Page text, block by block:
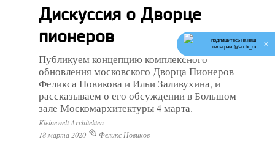
Дискуссия о Дворце
пионеров
Публикуем концепцию комплексного
обновления московского Дворца Пионеров
Феликса Новикова и Ильи Заливухина, и
рассказываем о его обсуждении в Большом
зале Москомархитектуры 4 марта.
Kleinewelt Architekten
18 марта 2020
Феликс Новиков
подпишитесь на наш
телеграм @archi_ru
✕